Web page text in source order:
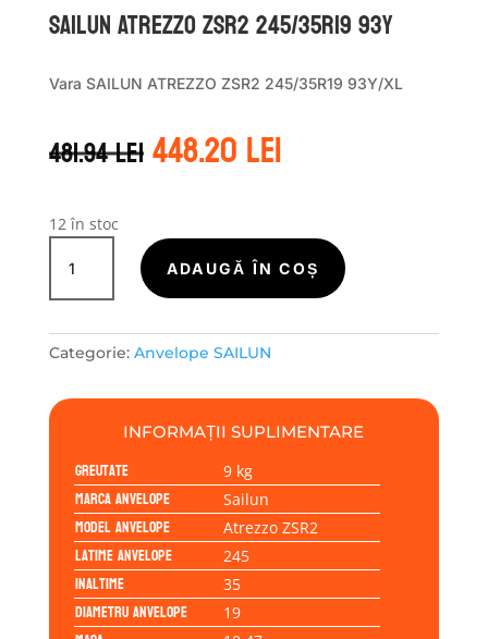
Sailun ATREZZO ZSR2 245/35R19 93Y
Vara SAILUN ATREZZO ZSR2 245/35R19 93Y/XL
481.94leiPrețul
inițial
481.94 lei.
448.20leiPrețul
curent
12 în stoc
Cantitate
Sailun
ATREZZO
245/35R19
ADAUGĂ ÎN COȘ
Categorie: Anvelope SAILUN
INFORMAȚII SUPLIMENTARE
Greutate 9 kg
Marca anvelope Sailun
Model anvelope Atrezzo ZSR2
Latime anvelope 245
Inaltime 35
Diametru anvelope 19